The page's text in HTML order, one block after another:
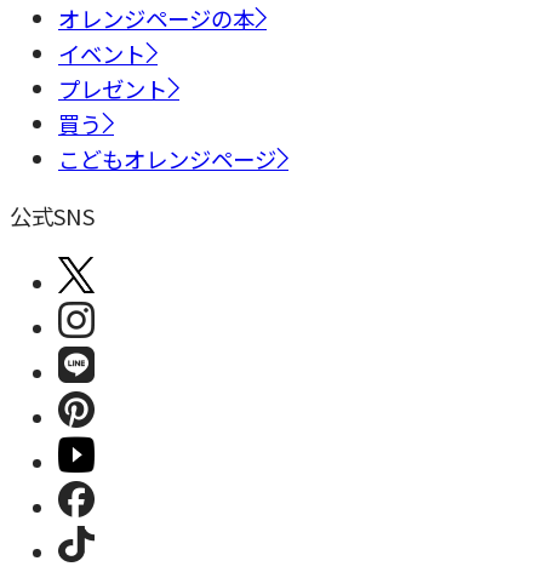
オレンジページの本
イベント
プレゼント
買う
こどもオレンジページ
公式SNS